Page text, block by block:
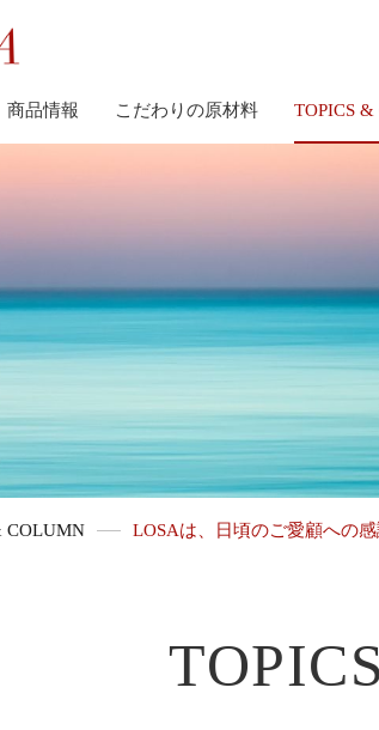
商品情報 こだわりの原材料 TOPICS
COLUMN LOSAは、日頃のご愛顧への